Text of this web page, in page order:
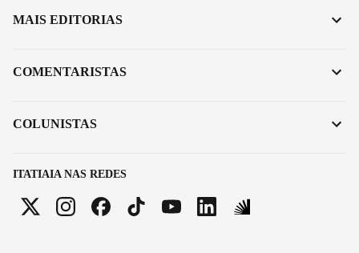
ITATIAIA NAS REDES
MAIS EDITORIAS
COMENTARISTAS
COLUNISTAS